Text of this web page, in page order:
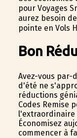
pour Voyages
aurez besoin
pointe en Vols
Bon
Avez-vous par-
d'été ne
réductions
Codes Remise
l'extraordinaire
Économisez
commencer à